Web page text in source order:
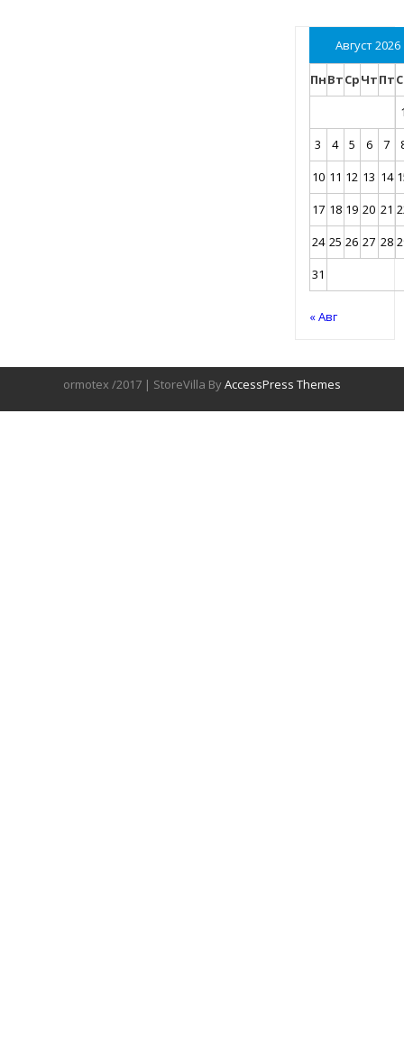
Август 2026
ПнВтСрЧтПт
3
4 5 6 7
10 11 12 13 14
17 18 19 20 21
24 25 26 27 28
31
« Авг
ormotex /2017 | StoreVilla ByAccessPress Themes